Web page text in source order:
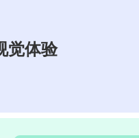
觉体验